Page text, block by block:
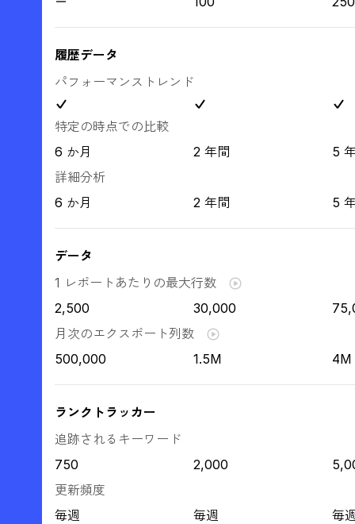
履歴データ
パフォーマンストレンド
特定の時点での比較
6 か月
2 年間
5
詳細分析
6 か月
2 年間 5
データ
1 レポートあたりの最大行数
2,500
30,000
月次のエクスポート列数
500,000
1.5M 4M
ランクトラッカー
追跡されるキーワード
750
2,000
更新頻度
毎週
毎週 毎